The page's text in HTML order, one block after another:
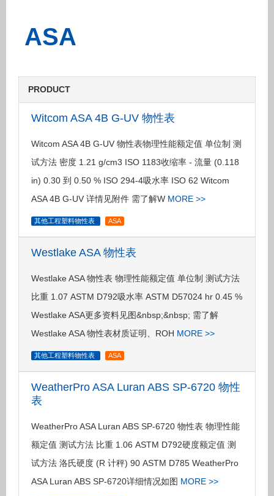
ASA
PRODUCT
Witcom ASA 4B G-UV 物性表
Witcom ASA 4B G-UV 物性表物理性能额定值 单位制 测
试方法 密度 1.21 g/cm3 ISO 1183收缩率 - 流量 (0.118
in) 0.30 到 0.50 % ISO 294-4吸水率 ISO 62 Witcom
ASA 4B G-UV 详情见附件 需了解W MORE >>
其他工程塑料物性表 ASA
Westlake ASA 物性表
Westlake ASA 物性表 物理性能额定值 单位制 测试方法
比重 1.07 ASTM D792吸水率 ASTM D57024 hr 0.45 %
Westlake ASA更多资料见图&nbsp;&nbsp; 需了解
Westlake ASA 物性表材质证明、ROH MORE >>
其他工程塑料物性表 ASA
WeatherPro ASA Luran ABS SP-6720 物性
表
WeatherPro ASA Luran ABS SP-6720 物性表 物理性能
额定值 测试方法 比重 1.06 ASTM D792硬度额定值 测
试方法 洛氏硬度 (R 计秤) 90 ASTM D785 WeatherPro
ASA Luran ABS SP-6720详细情况如图 MORE >>